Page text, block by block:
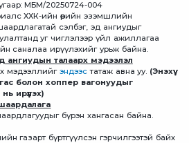
MБМ/20250724-004
ХХК-ийн өөрийн эзэмшлийн
сэлбэг, эд ангиудыг
уг чиглэлээр үйл ажиллагаа
саналаа ирүүлэхийг урьж байна.
ангиудын талаарх мэдээлэл
мэдээллийг эндээстатаж авна уу. (Энэхүү
болон хоппер вагонуудыг
ирүүлэх)
бүрэн хангасан байна.
газарт бүртгүүлсэн гэрчилгээтэй байх